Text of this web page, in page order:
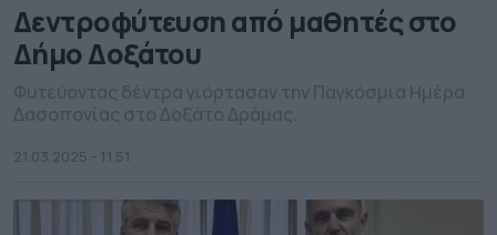
Δεντροφύτευση από μαθητές στο
Δήμο Δοξάτου
21.03.2025 - 11.51